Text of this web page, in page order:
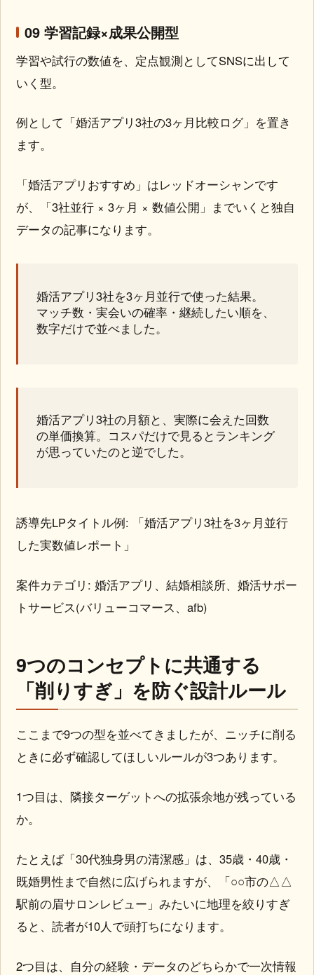
09 学習記録×成果公開型
学習や試行の数値を、定点観測としてSNSに出して
いく型。
例として「婚活アプリ3社の3ヶ月比較ログ」を置き
ます。
「婚活アプリおすすめ」はレッドオーシャンです
が、「3社並行 × 3ヶ月 × 数値公開」までいくと独自
データの記事になります。
婚活アプリ3社を3ヶ月並行で使った結果。
マッチ数・実会いの確率・継続したい順を、
数字だけで並べました。
婚活アプリ3社の月額と、実際に会えた回数
の単価換算。コスパだけで見るとランキング
が思っていたのと逆でした。
誘導先LPタイトル例: 「婚活アプリ3社を3ヶ月並行
した実数値レポート」
案件カテゴリ: 婚活アプリ、結婚相談所、婚活サポー
トサービス(バリューコマース、afb)
9つのコンセプトに共通する
「削りすぎ」を防ぐ設計ルール
ここまで9つの型を並べてきましたが、ニッチに削る
ときに必ず確認してほしいルールが3つあります。
1つ目は、隣接ターゲットへの拡張余地が残っている
か。
たとえば「30代独身男の清潔感」は、35歳・40歳・
既婚男性まで自然に広げられますが、「○○市の△△
駅前の眉サロンレビュー」みたいに地理を絞りすぎ
ると、読者が10人で頭打ちになります。
2つ目は、自分の経験・データのどちらかで一次情報